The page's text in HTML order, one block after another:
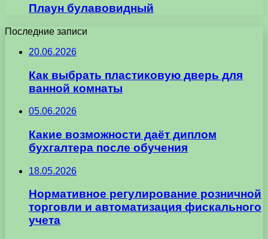
Плаун булавовидный
Последние записи
20.06.2026
Как выбрать пластиковую дверь для
ванной комнаты
05.06.2026
Какие возможности даёт диплом
бухгалтера после обучения
18.05.2026
Нормативное регулирование розничной
торговли и автоматизация фискального
учета